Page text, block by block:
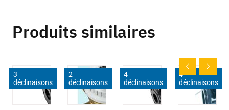
Produits similaires
3
déclinaisons
2
déclinaisons
4
déclinaisons
4
déclinaisons